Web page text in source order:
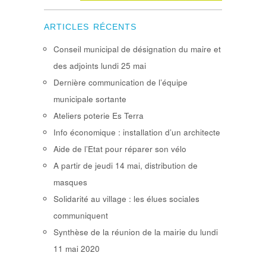
ARTICLES RÉCENTS
Conseil municipal de désignation du maire et
des adjoints lundi 25 mai
Dernière communication de l’équipe
municipale sortante
Ateliers poterie Es Terra
Info économique : installation d’un architecte
Aide de l’Etat pour réparer son vélo
A partir de jeudi 14 mai, distribution de
masques
Solidarité au village : les élues sociales
communiquent
Synthèse de la réunion de la mairie du lundi
11 mai 2020